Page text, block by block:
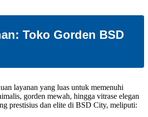
Toko Gorden BSD
layanan yang luas untuk memenuhi
gorden mewah, hingga vitrase elegan
prestisius dan elite di BSD City, meliputi: